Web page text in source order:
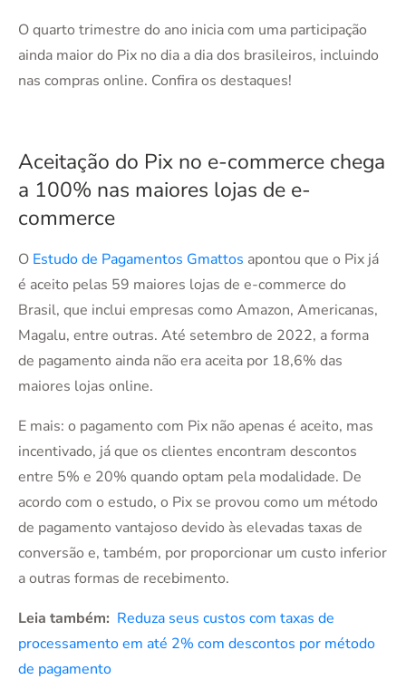
O quarto trimestre do ano inicia com uma participação
ainda maior do Pix no dia a dia dos brasileiros, incluindo
nas compras online. Confira os destaques!
Aceitação do Pix no e-commerce chega
a 100% nas maiores lojas de e-
commerce
O Estudo de Pagamentos Gmattos apontou que o Pix já
é aceito pelas 59 maiores lojas de e-commerce do
Brasil, que inclui empresas como Amazon, Americanas,
Magalu, entre outras. Até setembro de 2022, a forma
de pagamento ainda não era aceita por 18,6% das
maiores lojas online.
E mais: o pagamento com Pix não apenas é aceito, mas
incentivado, já que os clientes encontram descontos
entre 5% e 20% quando optam pela modalidade. De
acordo com o estudo, o Pix se provou como um método
de pagamento vantajoso devido às elevadas taxas de
conversão e, também, por proporcionar um custo inferior
a outras formas de recebimento.
Leia também: Reduza seus custos com taxas de
processamento em até 2% com descontos por método
de pagamento